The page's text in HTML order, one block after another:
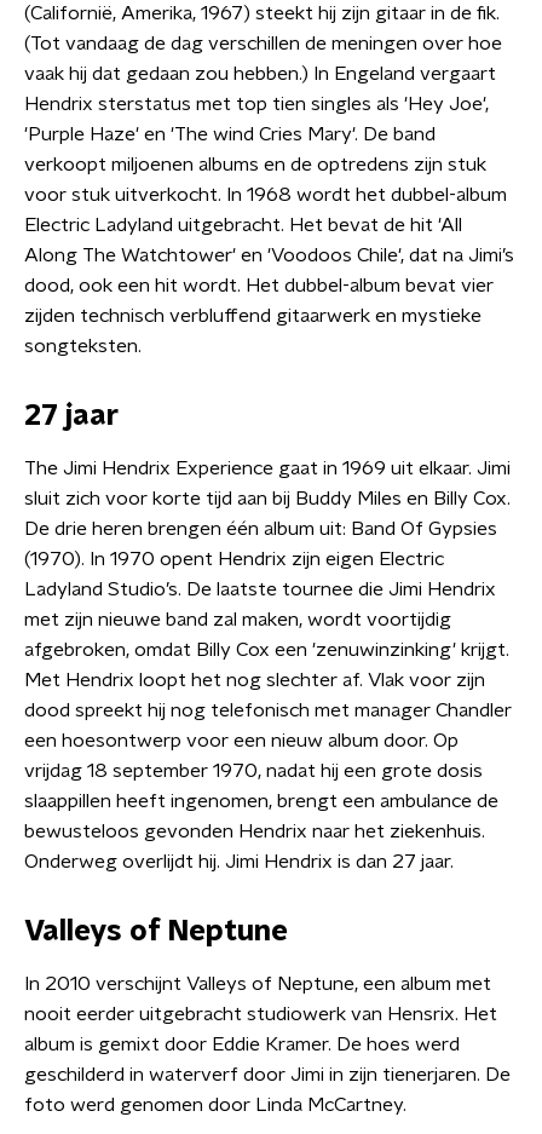
(Californië, Amerika, 1967) steekt hij zijn gitaar in de fik.
(Tot vandaag de dag verschillen de meningen over hoe
vaak hij dat gedaan zou hebben.) In Engeland vergaart
Hendrix sterstatus met top tien singles als 'Hey Joe',
'Purple Haze' en 'The wind Cries Mary'. De band
verkoopt miljoenen albums en de optredens zijn stuk
voor stuk uitverkocht. In 1968 wordt het dubbel-album
Electric Ladyland uitgebracht. Het bevat de hit 'All
Along The Watchtower' en 'Voodoos Chile', dat na Jimi’s
dood, ook een hit wordt. Het dubbel-album bevat vier
zijden technisch verbluffend gitaarwerk en mystieke
songteksten.
27 jaar
The Jimi Hendrix Experience gaat in 1969 uit elkaar. Jimi
sluit zich voor korte tijd aan bij Buddy Miles en Billy Cox.
De drie heren brengen één album uit: Band Of Gypsies
(1970). In 1970 opent Hendrix zijn eigen Electric
Ladyland Studio’s. De laatste tournee die Jimi Hendrix
met zijn nieuwe band zal maken, wordt voortijdig
afgebroken, omdat Billy Cox een 'zenuwinzinking' krijgt.
Met Hendrix loopt het nog slechter af. Vlak voor zijn
dood spreekt hij nog telefonisch met manager Chandler
een hoesontwerp voor een nieuw album door. Op
vrijdag 18 september 1970, nadat hij een grote dosis
slaappillen heeft ingenomen, brengt een ambulance de
bewusteloos gevonden Hendrix naar het ziekenhuis.
Onderweg overlijdt hij. Jimi Hendrix is dan 27 jaar.
Valleys of Neptune
In 2010 verschijnt Valleys of Neptune, een album met
nooit eerder uitgebracht studiowerk van Hensrix. Het
album is gemixt door Eddie Kramer. De hoes werd
geschilderd in waterverf door Jimi in zijn tienerjaren. De
foto werd genomen door Linda McCartney.